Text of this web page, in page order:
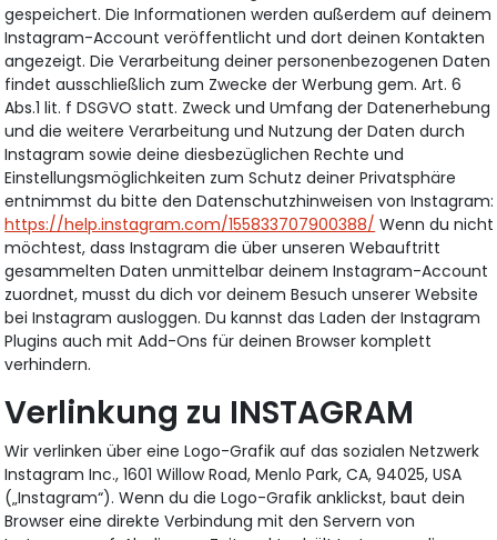
gespeichert. Die Informationen werden außerdem auf deinem
Instagram-Account veröffentlicht und dort deinen Kontakten
angezeigt. Die Verarbeitung deiner personenbezogenen Daten
findet ausschließlich zum Zwecke der Werbung gem. Art. 6
Abs.1 lit. f DSGVO statt. Zweck und Umfang der Datenerhebung
und die weitere Verarbeitung und Nutzung der Daten durch
Instagram sowie deine diesbezüglichen Rechte und
Einstellungsmöglichkeiten zum Schutz deiner Privatsphäre
entnimmst du bitte den Datenschutzhinweisen von Instagram:
https://help.instagram.com/155833707900388/ Wenn du nicht
möchtest, dass Instagram die über unseren Webauftritt
gesammelten Daten unmittelbar deinem Instagram-Account
zuordnet, musst du dich vor deinem Besuch unserer Website
bei Instagram ausloggen. Du kannst das Laden der Instagram
Plugins auch mit Add-Ons für deinen Browser komplett
verhindern.
Verlinkung zu INSTAGRAM
Wir verlinken über eine Logo-Grafik auf das sozialen Netzwerk
Instagram Inc., 1601 Willow Road, Menlo Park, CA, 94025, USA
(„Instagram“). Wenn du die Logo-Grafik anklickst, baut dein
Browser eine direkte Verbindung mit den Servern von